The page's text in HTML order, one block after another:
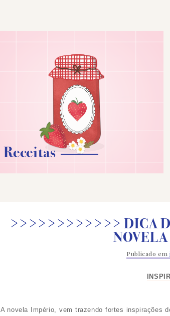
Receitas
>>>>>>>>>>>> DICA
Publicado em
A novela Império, vem trazendo fortes inspirações